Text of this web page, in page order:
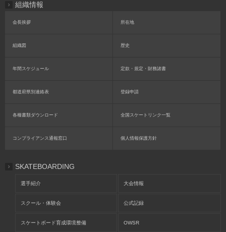
組織情報
会長挨拶 所在地
組織図 歴史
年間スケジュール 定款・規定・財務諸書
都道府県別連絡表 登録申請
各種書類ダウンロード 全国スケートリンク一覧
コンプライアンス通報窓口 個人情報保護方針
SKATEBOARDING
選手紹介 大会情報
スクール・体験会 公式記録
スケートボード育成環境整備 OWSR